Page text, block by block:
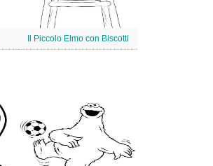
Il Piccolo Elmo con Biscotti